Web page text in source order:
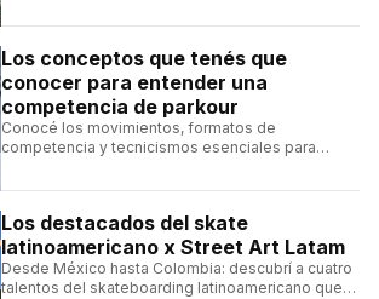
Los conceptos que tenés que
conocer para entender una
competencia de parkour
Conocé los movimientos, formatos de
competencia y tecnicismos esenciales para
Los destacados del skate
latinoamericano x Street Art Latam
Desde México hasta Colombia: descubrí a cuatro
talentos del skateboarding latinoamericano que